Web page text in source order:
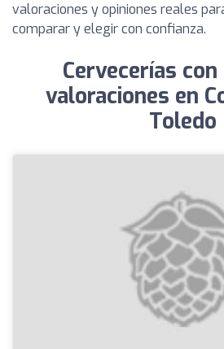
valoraciones y opiniones reales
comparar y elegir con confianza.
Cervecerías
valoraciones en
Toledo